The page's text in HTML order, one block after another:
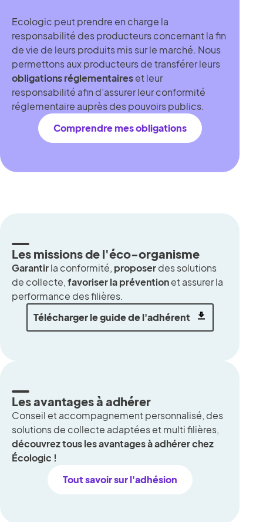
Ecologic peut prendre en charge la
responsabilité des producteurs concernant la fin
de vie de leurs produits mis sur le marché. Nous
permettons aux producteurs de transférer leurs
obligations réglementaireset leur
responsabilité afin d’assurer leur conformité
réglementaire auprès des pouvoirs publics.
Comprendre mes obligations
Les missions de l'éco-organisme
Garantirla conformité, proposerdes solutions
de collecte,favoriser la préventionet assurer la
performance des filières.
Télécharger le guide de l'adhérent
Les avantages à adhérer
Conseil et accompagnement personnalisé, des
solutions de collecte adaptées et multi filières,
découvrez tous les avantages à adhérer chez
Écologic !
Tout savoir sur l'adhésion